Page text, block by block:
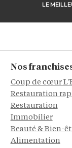
LE
Nos
Coup de cœur
Restauration
Restauration
Immobilier
Beauté & Bien-
Alimentation